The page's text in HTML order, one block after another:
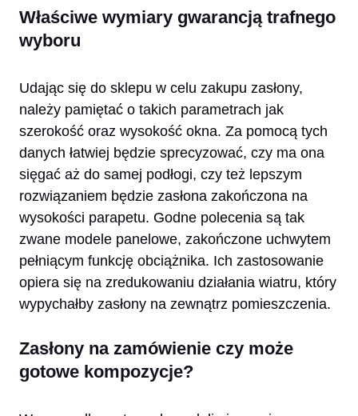
Właściwe wymiary gwarancją trafnego
wyboru
Udając się do sklepu w celu zakupu zasłony,
należy pamiętać o takich parametrach jak
szerokość oraz wysokość okna. Za pomocą tych
danych łatwiej będzie sprecyzować, czy ma ona
sięgać aż do samej podłogi, czy też lepszym
rozwiązaniem będzie zasłona zakończona na
wysokości parapetu. Godne polecenia są tak
zwane modele panelowe, zakończone uchwytem
pełniącym funkcję obciążnika. Ich zastosowanie
opiera się na zredukowaniu działania wiatru, który
wypychałby zasłony na zewnątrz pomieszczenia.
Zasłony na zamówienie czy może
gotowe kompozycje?